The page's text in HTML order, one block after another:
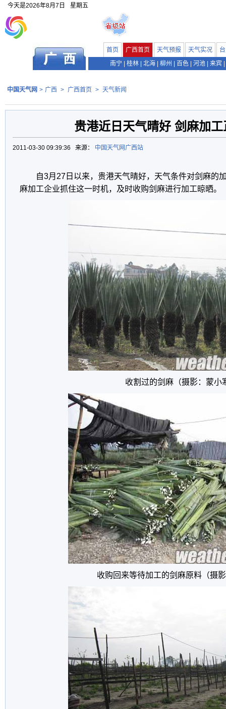
今天是2026年8月7日 星期五
首页 广西首页 天气预报 天气实况
南宁
桂林 北海 柳州 百色 河池 来宾
中国天气网 > 广西 > 广西首页 > 天气新闻
贵港近日天气晴好 剑麻加工
2011-03-30 09:39:36 来源： 中国天气网广西站
自3月27日以来，贵港天气晴好，天气条件对剑麻的
麻加工企业抓住这一时机，及时收购剑麻进行加工晾晒。
收割过的剑麻（摄影：蒙小
收购回来等待加工的剑麻原料（摄